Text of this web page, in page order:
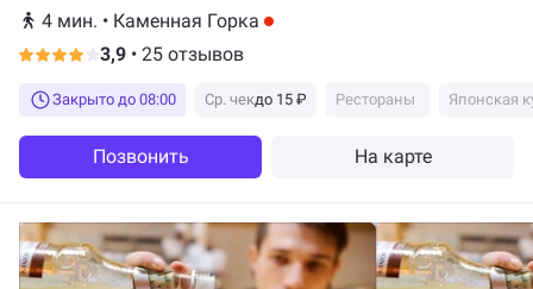
4 мин. • Каменная Горка
3,9 • 25 отзывов
Закрыто до 08:00 Ср. чекдо 15 ₽ Рестораны Японская
Позвонить На карте